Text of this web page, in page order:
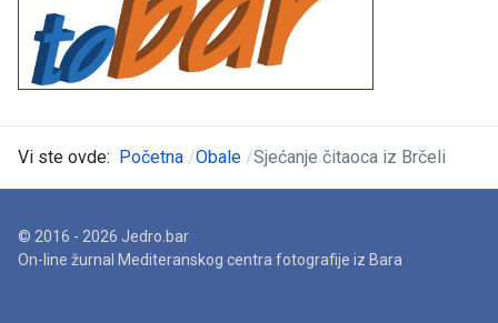
Vi ste ovde: Početna Obale Sjećanje čitaoca iz Brčeli
© 2016 - 2026 Jedro.bar
On-line žurnal Mediteranskog centra fotografije iz Bara